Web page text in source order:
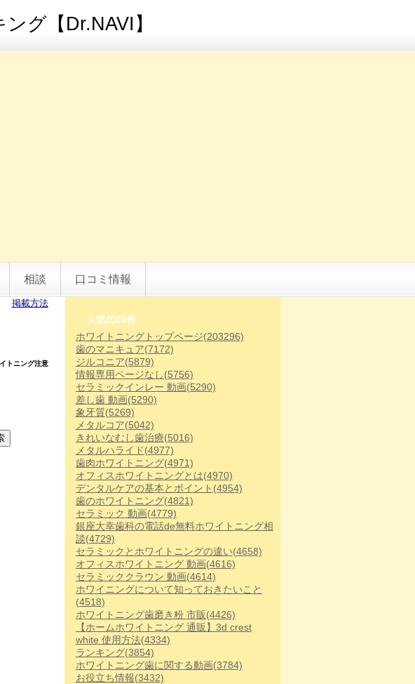
グ【Dr.NAVI】
相談 口コミ情報
掲載方法
トニング注意
人気の30件
ホワイトニングトップページ(203296)
歯のマニキュア(7172)
ジルコニア(5879)
情報専用ページなし(5756)
セラミックインレー 動画(5290)
差し歯 動画(5290)
象牙質(5269)
メタルコア(5042)
きれいなむし歯治療(5016)
メタルハライド(4977)
歯肉ホワイトニング(4971)
オフィスホワイトニングとは(4970)
デンタルケアの基本とポイント (4954)
歯のホワイトニング(4821)
セラミック 動画(4779)
銀座大幸歯科の電話de無料ホワイトニング相
談(4729)
セラミックとホワイトニングの違い(4658)
オフィスホワイトニング 動画(4616)
セラミッククラウン 動画(4614)
ホワイニングについて知っておきたいこと
(4518)
ホワイトニング歯磨き粉 市販(4426)
【ホームホワイトニング 通販】3d crest
white 使用方法(4334)
ランキング(3854)
ホワイトニング歯に関する動画(3784)
お役立ち情報(3432)